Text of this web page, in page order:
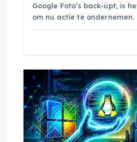
Google Foto’s back-upt, is
om nu actie te ondernemen.